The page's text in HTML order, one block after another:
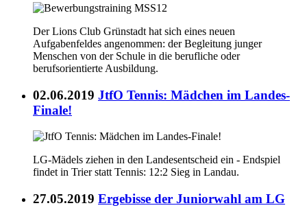
Der Lions Club Grünstadt hat sich eines neuen
Aufgabenfeldes angenommen: der Begleitung junger
Menschen von der Schule in die berufliche oder
berufsorientierte Ausbildung.
02.06.2019 JtfO Tennis: Mädchen im Landes-
Finale!
LG-Mädels ziehen in den Landesentscheid ein - Endspiel
findet in Trier statt Tennis: 12:2 Sieg in Landau.
27.05.2019 Ergebisse der Juniorwahl am LG